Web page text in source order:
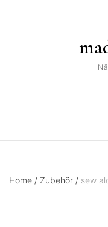
Home / Zubehör / sew